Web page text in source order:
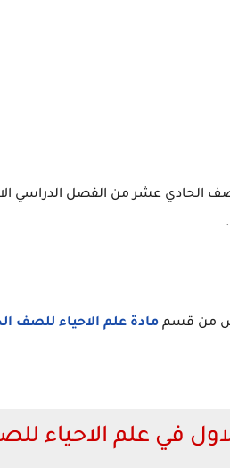
الحادي عشر من الفصل الدراسي
من قسم مادة علم الاحياء للصف
في علم الاحياء